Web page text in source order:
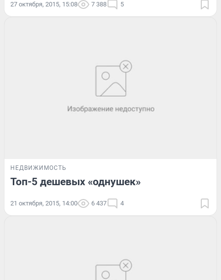
27 октября, 2015, 15:08 7 388 5
НЕДВИЖИМОСТЬ
Топ-5 дешевых «однушек»
21 октября, 2015, 14:00 6 437 4